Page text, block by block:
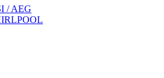
/ AEG